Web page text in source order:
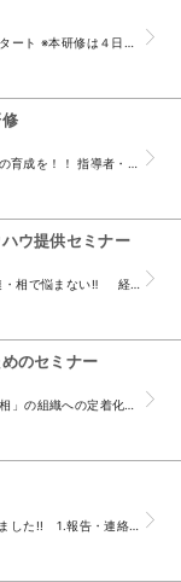
ウ提供セミナー
のセミナー